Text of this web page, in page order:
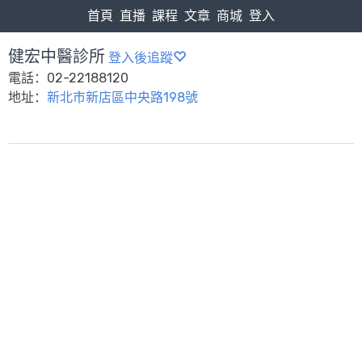
首頁 直播 課程 文章 商城 登入
健宏中醫診所 登入後追蹤
電話：02-22188120
地址： 新北市新店區中央路198號